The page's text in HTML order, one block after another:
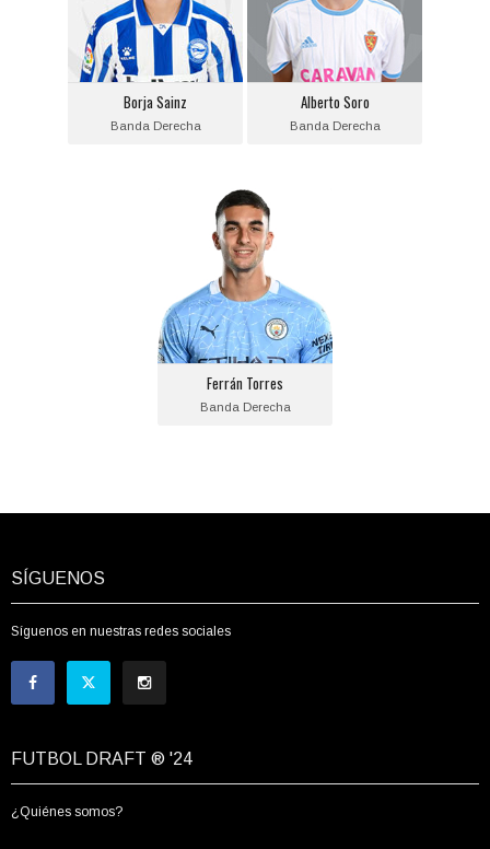
Borja Sainz
Banda Derecha
Fecha de nacimiento:
2001-02-21
Deportivo Alavés
Alberto Soro
Banda Derecha
Fecha de nacimiento:
1999-03-09
Ferrán Torres
Banda Derecha
Ferrán Torres
Posición:
Banda Derecha
Fecha de nacimiento:
2000-02-29
SÍGUENOS
Síguenos en nuestras redes sociales
FUTBOL DRAFT ® '24
¿Quiénes somos?